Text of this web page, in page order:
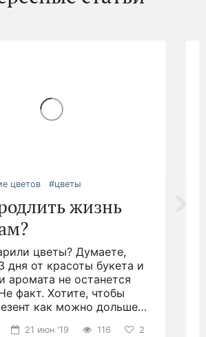
цветов #цветы
жизнь
цветы? Думаете,
дня от красоты букета и
аромата не останется
факт. Хотите, чтобы
как можно дольше
21 июн '19 116 2